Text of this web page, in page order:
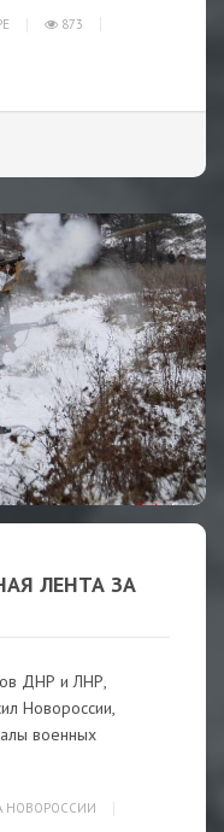
873
ЛЕНТА ЗА
ДНР и ЛНР,
Новороссии,
военных
НОВОРОССИИ